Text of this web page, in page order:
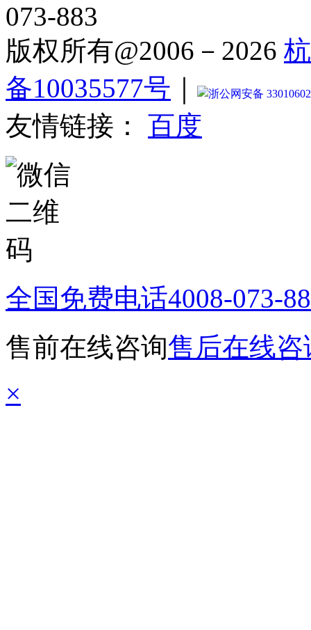
073-883
版权所有@2006－2026
备10035577号
浙公网安备
友情链接： 百度
全国免费电话4008-073-
售前在线咨询售后在线咨
×